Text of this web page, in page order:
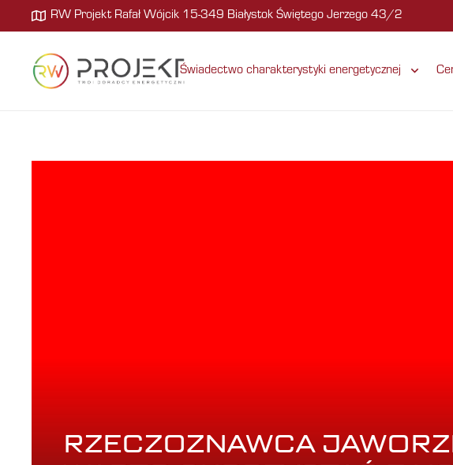
RW Projekt Rafał Wójcik 15-349 Białystok Świętego Jerzego 43/2
Świadectwo charakterystyki energetycznej
RZECZOZNAWCA